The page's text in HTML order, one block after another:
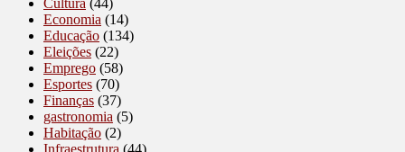
Economia (14)
Educação (134)
Eleições (22)
Emprego (58)
Esportes (70)
Finanças (37)
gastronomia (5)
Habitação (2)
Infraestrutura (44)